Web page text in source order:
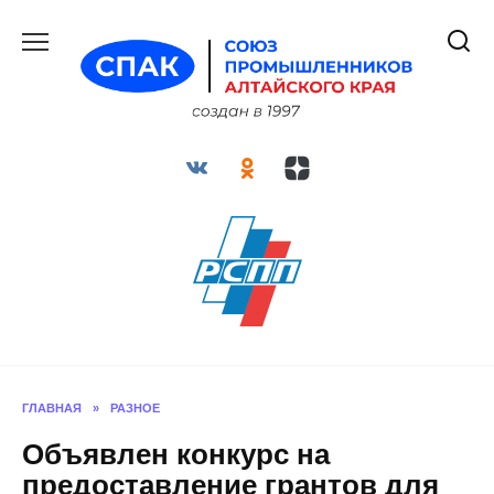
содержанию
ГЛАВНАЯ » РАЗНОЕ
Объявлен конкурс на
предоставление грантов для